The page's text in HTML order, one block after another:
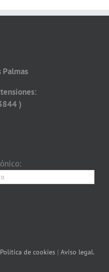
Palmas
)
Política de cookies | Aviso legal.